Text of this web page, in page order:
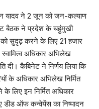
यादव ने 2 जून को जन-कल्याण
बैठक ने प्रदेश के चहुंमुखी
सुदृढ़ करने के लिए 21 हजार
अधिकार अभिलेख
दी। कैबिनेट ने निर्णय लिया कि
के अधिकार अभिलेख निर्मित
लिए इन निर्मित अधिकार
डीड ऑफ कन्वेयेंस का निष्पादन